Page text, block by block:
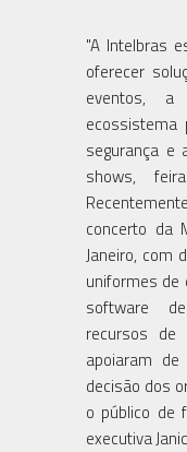
"A Intelbras
oferecer
eventos,
ecossistema
segurança e
shows,
concerto da
Janeiro, com
uniformes de
software
recursos de
apoiaram
decisão dos
o público de
executiva